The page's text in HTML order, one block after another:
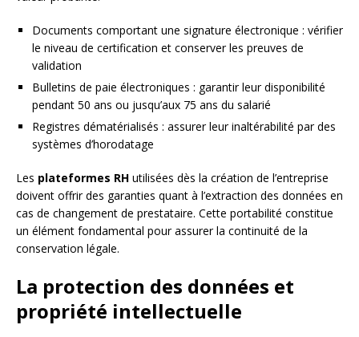
Documents comportant une signature électronique : vérifier
le niveau de certification et conserver les preuves de
validation
Bulletins de paie électroniques : garantir leur disponibilité
pendant 50 ans ou jusqu’aux 75 ans du salarié
Registres dématérialisés : assurer leur inaltérabilité par des
systèmes d’horodatage
Les plateformes RH utilisées dès la création de l’entreprise
doivent offrir des garanties quant à l’extraction des données en
cas de changement de prestataire. Cette portabilité constitue
un élément fondamental pour assurer la continuité de la
conservation légale.
La protection des données et
propriété intellectuelle